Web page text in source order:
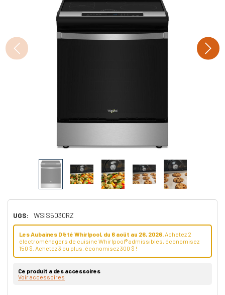
UGS: WSIS5030RZ
Les Aubaines D'été Whirlpool, du 6 aoüt au 26, 2026.Achetez 2
électroménagers de cuisine Whirlpool® admissibles, économisez
150 $. Achetez 3 ou plus, économisez 300 $ !
Ce produit a des accessoires
Voir accessoires